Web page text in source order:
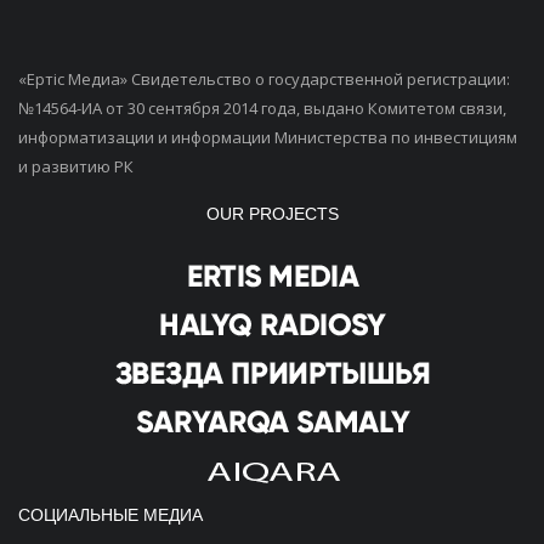
«Ертiс Медиа» Свидетельство о государственной регистрации:
№14564-ИА от 30 сентября 2014 года, выдано Комитетом связи,
информатизации и информации Министерства по инвестициям
и развитию РК
OUR PROJECTS
СОЦИАЛЬНЫЕ МЕДИА